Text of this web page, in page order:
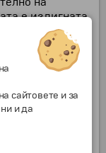
е издигната
през града
от всеки
- като
се срещу
на Ниш
са
от
сайтовете и за
и да